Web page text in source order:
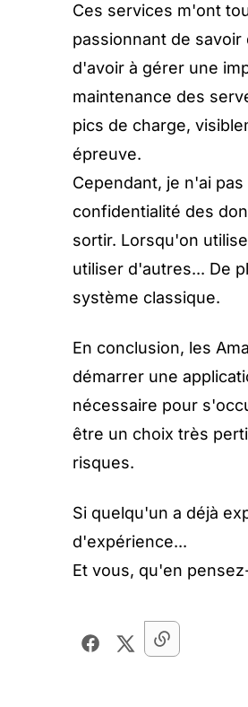
Ces services m'ont
passionnant de
d'avoir à gérer une
maintenance des
pics de charge,
épreuve.
Cependant, je n'ai
confidentialité des
sortir. Lorsqu'on
utiliser d'autres... De
système classique.
En conclusion, les
démarrer une
nécessaire pour
être un choix très
risques.
Si quelqu'un a déjà
d'expérience...
Et vous, qu'en